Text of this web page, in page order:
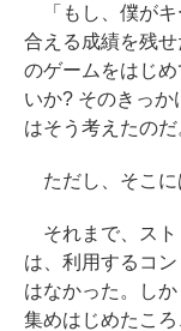
「もし、僕がキ
合える成績を残
のゲームをはじ
いか? そのきっ
はそう考えたのだ
ただし、そこに
それまで、スト
は、利用するコ
はなかった。し
集めはじめたころ